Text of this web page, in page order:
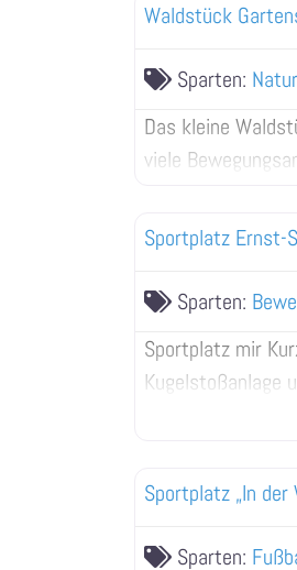
Waldstück
Sparten:
Das kleine
viele
Sportplatz Ernst-
Sparten:
Sportplatz mir
Kugelstoßanlage
Sportplatz „In der
Sparten: